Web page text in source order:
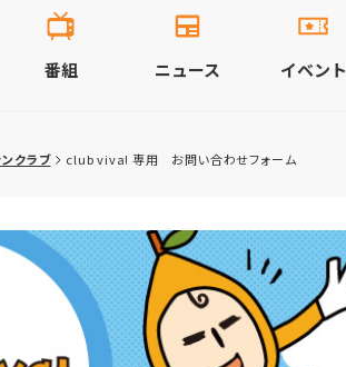
番組 ニュース イベント
クラブ club viva! 専用 お問い合わせフォーム